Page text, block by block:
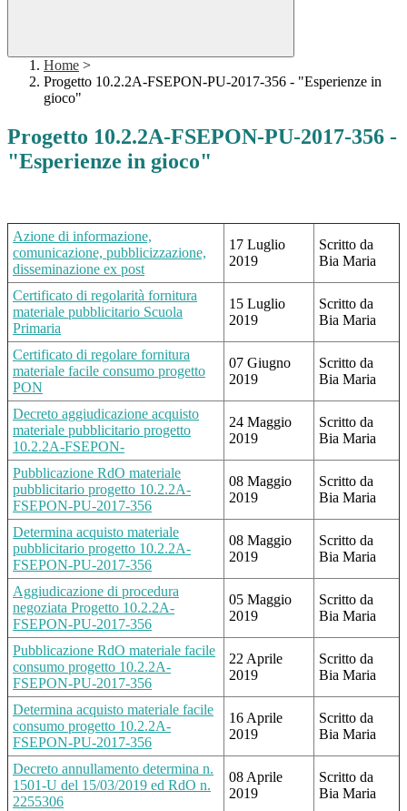
Home >
Progetto 10.2.2A-FSEPON-PU-2017-356 - "Esperienze in
gioco"
Progetto 10.2.2A-FSEPON-PU-2017-356 -
"Esperienze in gioco"
Azione di informazione,
comunicazione, pubblicizzazione,
disseminazione ex post
17 Luglio
2019
Scritto da
Bia Maria
Certificato di regolarità fornitura
materiale pubblicitario Scuola
Primaria
15 Luglio
2019
Scritto da
Bia Maria
Certificato di regolare fornitura
materiale facile consumo progetto
PON
07 Giugno
2019
Scritto da
Bia Maria
Decreto aggiudicazione acquisto
materiale pubblicitario progetto
10.2.2A-FSEPON-
24 Maggio
2019
Scritto da
Bia Maria
Pubblicazione RdO materiale
pubblicitario progetto 10.2.2A-
FSEPON-PU-2017-356
08 Maggio
2019
Scritto da
Bia Maria
Determina acquisto materiale
pubblicitario progetto 10.2.2A-
FSEPON-PU-2017-356
08 Maggio
2019
Scritto da
Bia Maria
Aggiudicazione di procedura
negoziata Progetto 10.2.2A-
FSEPON-PU-2017-356
05 Maggio
2019
Scritto da
Bia Maria
Pubblicazione RdO materiale facile
consumo progetto 10.2.2A-
FSEPON-PU-2017-356
22 Aprile
2019
Scritto da
Bia Maria
Determina acquisto materiale facile
consumo progetto 10.2.2A-
FSEPON-PU-2017-356
16 Aprile
2019
Scritto da
Bia Maria
Decreto annullamento determina n.
1501-U del 15/03/2019 ed RdO n.
2255306
08 Aprile
2019
Scritto da
Bia Maria